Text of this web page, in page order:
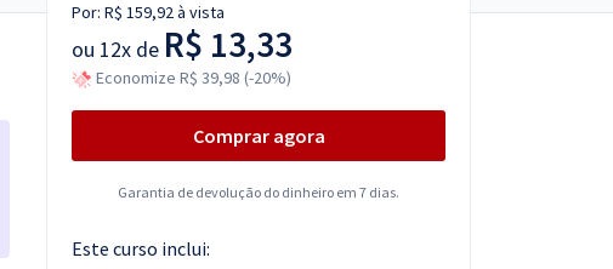
Por: R$ 159,92à vista
ou 12x de R$ 13,33
Economize R$ 39,98 (-20%)
Comprar agora
Garantia de devolução do dinheiro em 7 dias.
Este curso inclui: